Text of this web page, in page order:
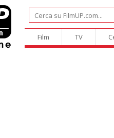
Film TV